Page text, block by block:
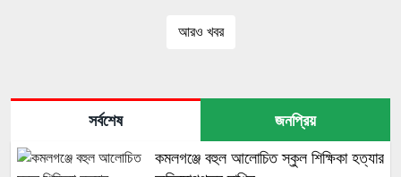
আরও খবর
সর্বশেষ জনপ্রিয়
কমলগঞ্জে বহুল আলোচিত স্কুল শিক্ষিকা হত্যার